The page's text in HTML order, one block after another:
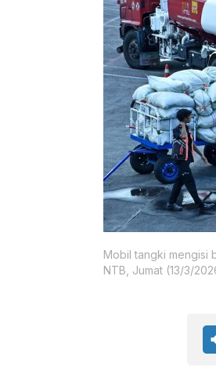
Mobil tangki mengisi
NTB, Jumat (13/3/